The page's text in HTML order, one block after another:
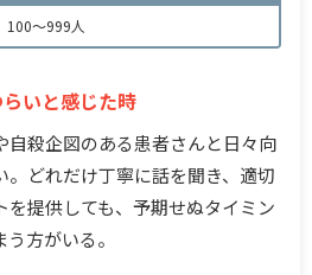
100～999人
いと感じた時
自殺企図のある患者さんと日々向
。どれだけ丁寧に話を聞き、適切
を提供しても、予期せぬタイミン
方がいる。